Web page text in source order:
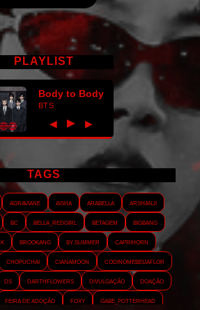
PLAYLIST
Body to Body
BTS
◀ ► ▶
TAGS
Agraviane Aisha Arabella
Arshanji
BC Bella_RedGirl Betagem
Bigbang
Brookang By.summer
Caprihorn
Chopuchai Cianamoon
Codinomebeijaflor
DS Darthflowers Divulgação
Doação
Feira de adoção Foxy Gabe_Potterhead